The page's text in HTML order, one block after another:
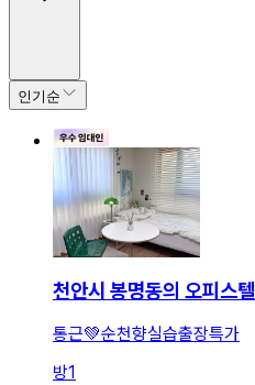
인기순
천안시 봉명동의 오피스텔
통근💚순천향실습출장특가
방1